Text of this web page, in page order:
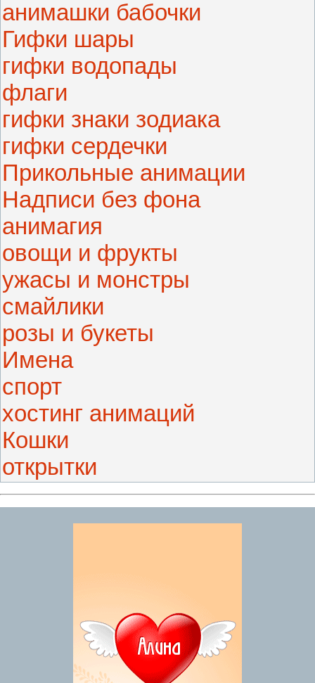
анимашки бабочки
Гифки шары
гифки водопады
флаги
гифки знаки зодиака
гифки сердечки
Прикольные анимации
Надписи без фона
анимагия
овощи и фрукты
ужасы и монстры
смайлики
розы и букеты
Имена
спорт
хостинг анимаций
Кошки
открытки